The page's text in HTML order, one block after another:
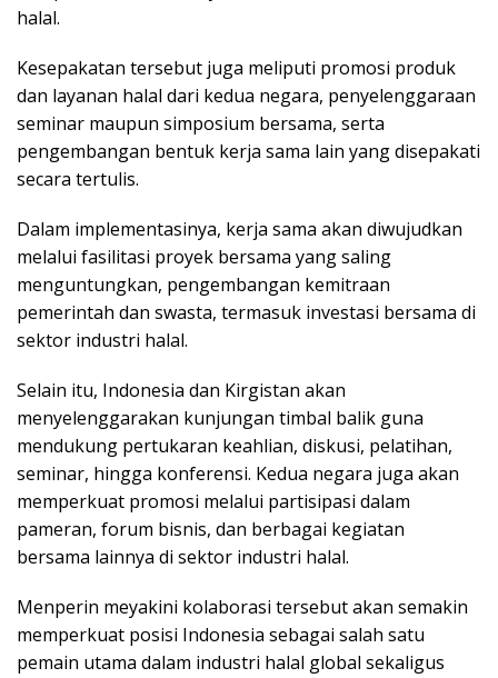
halal.
Kesepakatan tersebut juga meliputi promosi produk
dan layanan halal dari kedua negara, penyelenggaraan
seminar maupun simposium bersama, serta
pengembangan bentuk kerja sama lain yang disepakati
secara tertulis.
Dalam implementasinya, kerja sama akan diwujudkan
melalui fasilitasi proyek bersama yang saling
menguntungkan, pengembangan kemitraan
pemerintah dan swasta, termasuk investasi bersama di
sektor industri halal.
Selain itu, Indonesia dan Kirgistan akan
menyelenggarakan kunjungan timbal balik guna
mendukung pertukaran keahlian, diskusi, pelatihan,
seminar, hingga konferensi. Kedua negara juga akan
memperkuat promosi melalui partisipasi dalam
pameran, forum bisnis, dan berbagai kegiatan
bersama lainnya di sektor industri halal.
Menperin meyakini kolaborasi tersebut akan semakin
memperkuat posisi Indonesia sebagai salah satu
pemain utama dalam industri halal global sekaligus